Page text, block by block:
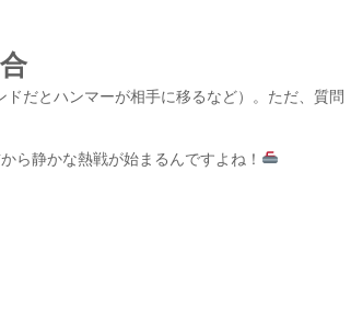
だとハンマーが相手に移るなど）。ただ、質問
ら静かな熱戦が始まるんですよね！